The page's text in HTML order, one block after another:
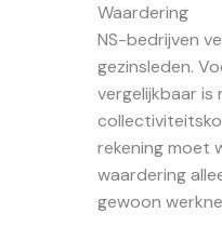
Waardering
NS-bedrijven
gezinsleden.
vergelijkbaar is
rekening moet
waardering
gewoon